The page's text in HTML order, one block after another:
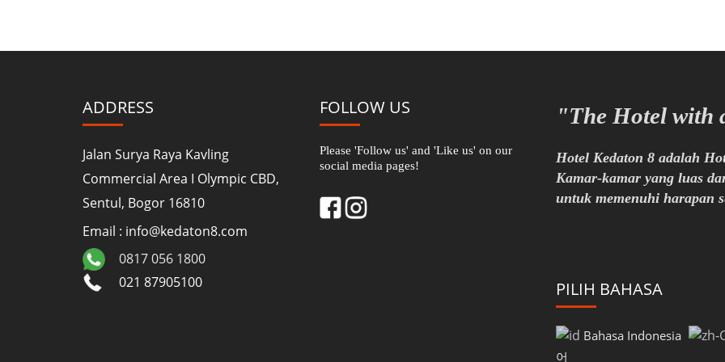
ADDRESS
Jalan Surya Raya Kavling
Commercial Area I Olympic CBD,
Sentul, Bogor 16810
Email : info@kedaton8.com
0817 056 1800
021 87905100
FOLLOW US
Please 'Follow us' and 'Like us' on our
social media pages!
"The Hotel with
Hotel Kedaton 8 adalah
Kamar-kamar yang luas
untuk memenuhi harapan
PILIH BAHASA
Bahasa Indonesia
어